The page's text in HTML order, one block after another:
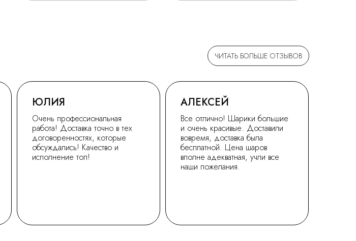
ЧИТАТЬ БОЛЬШЕ ОТЗЫВОВ
ЮЛИЯ
Очень профессиональная
работа! Доставка точно в тех
договоренностях, которые
обсуждались! Качество и
исполнение топ!
АЛЕКСЕЙ
Все отлично! Шарики большие
и очень красивые. Доставили
вовремя, доставка была
бесплатной. Цена шаров
вполне адекватная, учли все
наши пожелания.